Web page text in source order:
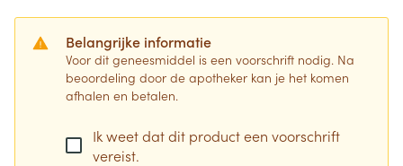
Belangrijke informatie
Voor dit geneesmiddel is een voorschrift nodig. Na
beoordeling door de apotheker kan je het komen
afhalen en betalen.
Ik weet dat dit product een voorschrift
vereist.